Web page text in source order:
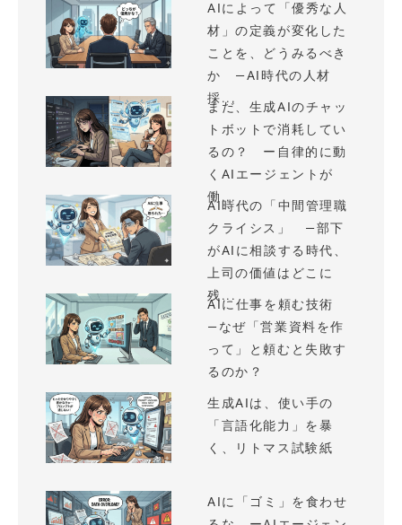
AIによって「優秀な人
材」の定義が変化した
ことを、どうみるべき
か —AI時代の人材
採...
まだ、生成AIのチャッ
トボットで消耗してい
るの？ ー自律的に動
くAIエージェントが
働...
AI時代の「中間管理職
クライシス」 —部下
がAIに相談する時代、
上司の価値はどこに
残...
AIに仕事を頼む技術
—なぜ「営業資料を作
って」と頼むと失敗す
るのか？
生成AIは、使い手の
「言語化能力」を暴
く、リトマス試験紙
AIに「ゴミ」を食わせ